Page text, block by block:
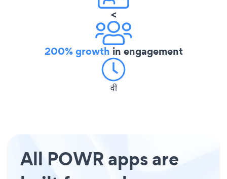
<
200% growth in engagement
वी
All POWR apps are